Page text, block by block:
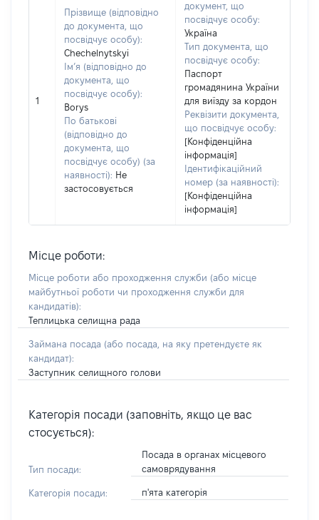
1
Прізвище (відповідно
до документа, що
посвідчує особу):
Chechelnytskyi
Ім’я (відповідно до
документа, що
посвідчує особу):
Borys
По батькові
(відповідно до
документа, що
посвідчує особу) (за
наявності): Не
застосовується
документ, що
посвідчує особу:
Україна
Тип документа, що
посвідчує особу:
Паспорт
громадянина України
для виїзду за кордон
Реквізити документа,
що посвідчує особу:
[Конфіденційна
інформація]
Ідентифікаційний
номер (за наявності):
[Конфіденційна
інформація]
Місце роботи:
Місце роботи або проходження служби (або місце
майбутньої роботи чи проходження служби для
кандидатів):
Теплицька селищна рада
Займана посада (або посада, на яку претендуєте як
кандидат):
Заступник селищного голови
Категорія посади (заповніть, якщо це вас
стосується):
Тип посади:
Посада в органах місцевого
самоврядування
Категорія посади: п'ята категорія